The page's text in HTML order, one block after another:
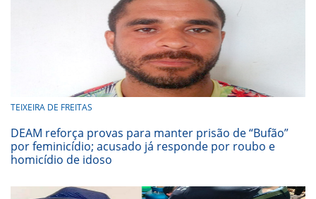
TEIXEIRA DE FREITAS
DEAM reforça provas para manter prisão de “Bufão”
por feminicídio; acusado já responde por roubo e
homicídio de idoso